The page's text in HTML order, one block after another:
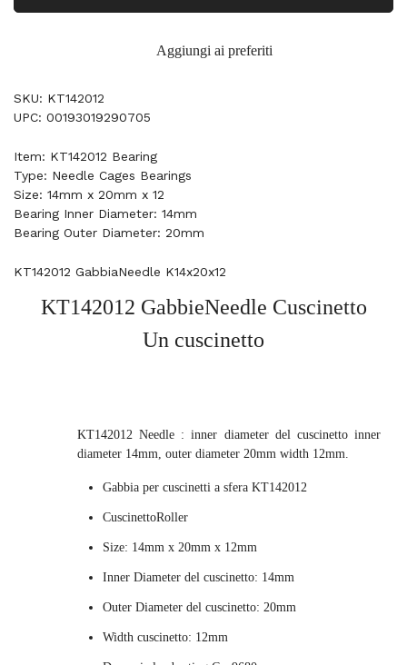
Aggiungi ai preferiti
SKU: KT142012
UPC: 00193019290705
Item: KT142012 Bearing
Type: Needle Cages Bearings
Size: 14mm x 20mm x 12
Bearing Inner Diameter: 14mm
Bearing Outer Diameter: 20mm
KT142012 GabbiaNeedle K14x20x12
KT142012 GabbieNeedle Cuscinetto
Un cuscinetto
KT142012 Needle : inner diameter del cuscinetto inner
diameter 14mm, outer diameter 20mm width 12mm.
Gabbia per cuscinetti a sfera KT142012
CuscinettoRoller
Size: 14mm x 20mm x 12mm
Inner Diameter del cuscinetto: 14mm
Outer Diameter del cuscinetto: 20mm
Width cuscinetto: 12mm